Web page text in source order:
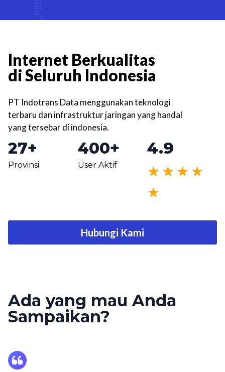
Internet Berkualitas
di Seluruh Indonesia
PT Indotrans Data menggunakan teknologi
terbaru dan infrastruktur jaringan yang handal
yang tersebar di indonesia.
27+ 400+ 4.9
★ ★ ★ ★
★
Hubungi Kami
Ada yang mau Anda
Sampaikan?